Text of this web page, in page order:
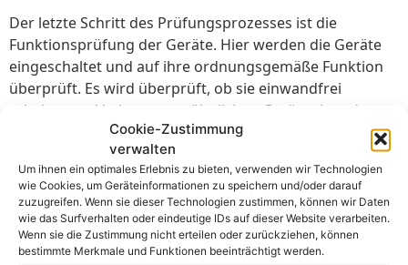
Cookie-Zustimmung
verwalten
Um ihnen ein optimales Erlebnis zu bieten, verwenden wir Technologien
wie Cookies, um Geräteinformationen zu speichern und/oder darauf
zuzugreifen. Wenn sie dieser Technologien zustimmen, können wir Daten
wie das Surfverhalten oder eindeutige IDs auf dieser Website verarbeiten.
Wenn sie die Zustimmung nicht erteilen oder zurückziehen, können
bestimmte Merkmale und Funktionen beeinträchtigt werden.
Der letzte Schritt des Prüfungsprozesses ist die
Funktionsprüfung der Geräte. Hier werden die Geräte
eingeschaltet und auf ihre ordnungsgemäße Funktion
überprüft. Es wird überprüft, ob sie einwandfrei
arbeiten und keine ungewöhnlichen Geräusche oder
Vibrationen auftreten.
Während der Funktionsprüfung werden auch alle
Sicherheitsfunktionen getestet, wie z.B. der
Überlastungsschutz oder der Kurzschlusschutz. Das Ziel
ist es sicherzustellen, dass die Geräte in jedem Aspekt
sicher und korrekt funktionieren.